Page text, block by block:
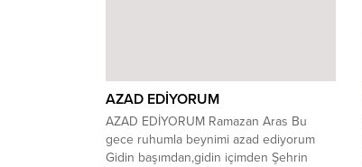
AZAD EDİYORUM
AZAD EDİYORUM Ramazan Aras Bu
gece ruhumla beynimi azad ediyorum
Gidin başımdan,gidin içimden Şehrin